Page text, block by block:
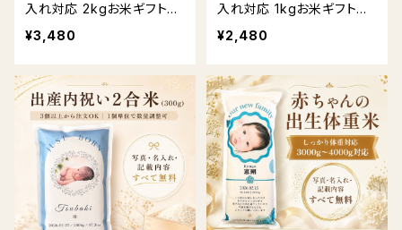
入れ対応 2kgお米ギフト｜
贈答用BOX・熨斗対応 送
料無料
¥3,480
入れ対応 1kgお米ギフト｜
贈答用BOX・熨斗対応 送
料無料
¥2,480